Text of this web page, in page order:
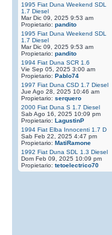
1995 Fiat Duna Weekend SDL
1.7 Diesel
Mar Dic 09, 2025 9:53 am
Propietario: pandito
1995 Fiat Duna Weekend SDL
1.7 Diesel
Mar Dic 09, 2025 9:53 am
Propietario: pandito
1994 Fiat Duna SCR 1.6
Vie Sep 05, 2025 3:00 am
Propietario: Pablo74
1997 Fiat Duna CSD 1.7 Diesel
Jue Ago 28, 2025 10:46 am
Propietario: serquero
2000 Fiat Duna S 1.7 Diesel
Sab Ago 16, 2025 10:09 pm
Propietario: LagustinP
1994 Fiat Elba Innocenti 1.7 D
Sab Feb 22, 2025 4:47 pm
Propietario: MatiRamone
1992 Fiat Duna SDL 1.3 Diesel
Dom Feb 09, 2025 10:09 pm
Propietario: tetoelectrico70